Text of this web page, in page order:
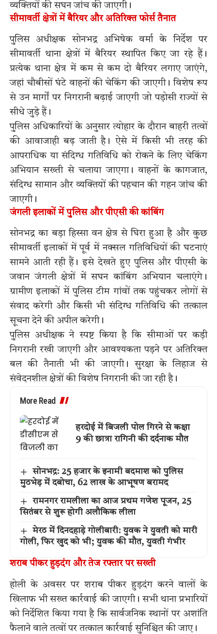
व्यक्तियों की सघन जांच की जाएगी।
सीमावर्ती क्षेत्रों में बैरियर और अतिरिक्त फोर्स तैनात
पुलिस अधीक्षक सोनभद्र अभिषेक वर्मा के निर्देश पर
सीमावर्ती थाना क्षेत्रों में बैरियर स्थापित किए जा रहे हैं।
प्रत्येक थाना क्षेत्र में कम से कम दो बैरियर लगाए जाएंगे,
जहां चौबीसों घंटे वाहनों की चेकिंग की जाएगी। विशेष रूप
से उन मार्गों पर निगरानी बढ़ाई जाएगी जो पड़ोसी राज्यों से
सीधे जुड़े हैं।
पुलिस अधिकारियों के अनुसार त्योहार के दौरान बाहरी तत्वों
की आवाजाही बढ़ जाती है। ऐसे में किसी भी तरह की
आपराधिक या संदिग्ध गतिविधि को रोकने के लिए चेकिंग
अभियान सख्ती से चलाया जाएगा। वाहनों के कागजात,
संदिग्ध सामान और व्यक्तियों की पहचान की गहन जांच की
जाएगी।
जंगली इलाकों में पुलिस और पीएसी की कांबिंग
सोनभद्र का बड़ा हिस्सा वन क्षेत्र से घिरा हुआ है और कुछ
सीमावर्ती इलाकों में पूर्व में नक्सल गतिविधियों की घटनाएं
सामने आती रही हैं। इसे देखते हुए पुलिस और पीएसी के
जवान जंगली क्षेत्रों में सघन कांबिंग अभियान चलाएंगे।
ग्रामीण इलाकों में पुलिस टीम गांवों तक पहुंचकर लोगों से
संवाद करेगी और किसी भी संदिग्ध गतिविधि की तत्काल
सूचना देने की अपील करेगी।
पुलिस अधीक्षक ने स्पष्ट किया है कि सीमाओं पर कड़ी
निगरानी रखी जाएगी और आवश्यकता पड़ने पर अतिरिक्त
बल की तैनाती भी की जाएगी। सुरक्षा के लिहाज से
संवेदनशील क्षेत्रों की विशेष निगरानी की जा रही है।
More Read
हरदोई में बिजली पोल गिरने से कक्षा
9 की छात्रा रागिनी की दर्दनाक मौत
सोनभद्र: 25 हजार के इनामी बदमाश को पुलिस
मुठभेड़ में दबोचा, 62 लाख के आभूषण बरामद
रामनगर रामलीला का आज प्रथम गणेश पूजन, 25
सितंबर से शुरू होगी अलौकिक लीला
मेरठ में दिनदहाड़े गोलीबारी: युवक ने युवती को मारी
गोली, फिर खुद को भी; युवक की मौत, युवती गंभीर
शराब पीकर हुड़दंग और तेज रफ्तार पर सख्ती
होली के अवसर पर शराब पीकर हुड़दंग करने वालों के
खिलाफ भी सख्त कार्रवाई की जाएगी। सभी थाना प्रभारियों
को निर्देशित किया गया है कि सार्वजनिक स्थानों पर अशांति
फैलाने वाले तत्वों पर तत्काल कार्रवाई सुनिश्चित की जाए।